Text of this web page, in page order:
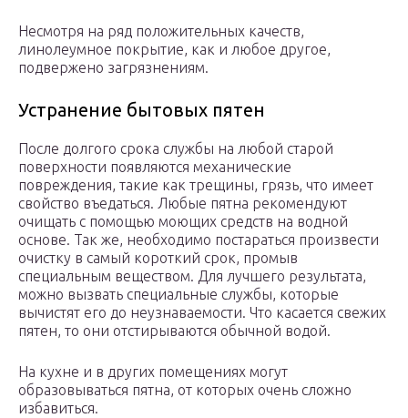
Несмотря на ряд положительных качеств,
линолеумное покрытие, как и любое другое,
подвержено загрязнениям.
Устранение бытовых пятен
После долгого срока службы на любой старой
поверхности появляются механические
повреждения, такие как трещины, грязь, что имеет
свойство въедаться. Любые пятна рекомендуют
очищать с помощью моющих средств на водной
основе. Так же, необходимо постараться произвести
очистку в самый короткий срок, промыв
специальным веществом. Для лучшего результата,
можно вызвать специальные службы, которые
вычистят его до неузнаваемости. Что касается свежих
пятен, то они отстирываются обычной водой.
На кухне и в других помещениях могут
образовываться пятна, от которых очень сложно
избавиться.